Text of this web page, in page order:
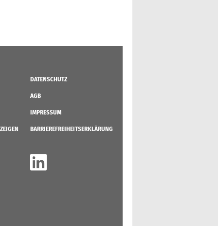
DATENSCHUTZ
AGB
IMPRESSUM
BARRIEREFREIHEITSERKLÄRUNG